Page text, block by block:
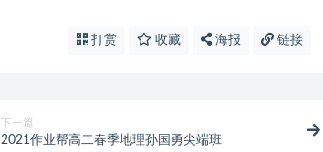
打赏 收藏 海报 链接
下一篇
2021作业帮高二春季地理孙国勇尖端班